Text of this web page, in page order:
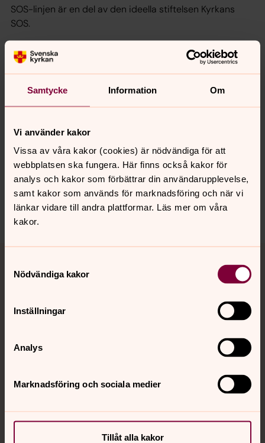
Samtycke Information Om
Vi använder kakor
Vissa av våra kakor (cookies) är nödvändiga för att
webbplatsen ska fungera. Här finns också kakor för
analys och kakor som förbättrar din användarupplevelse,
samt kakor som används för marknadsföring och när vi
länkar vidare till andra plattformar. Läs mer om våra
kakor.
Nödvändiga kakor
Inställningar
Analys
Marknadsföring och sociala medier
Tillåt alla kakor
SOS-linjen är en del av den ideella stiftelsen Kyrkans
SOS.
Telefonnummer:0771-800 650
Skriv digitala brev
Läs mer
Senast ändrad 15 augusti 2025
Synpunkter eller frågor på sidans
innehåll?
lidkoping.pastorat@svenskakyrkan.se
Dela
Tillbaka till toppen
Tillbaka till innehållet
Kontakt
Kalender